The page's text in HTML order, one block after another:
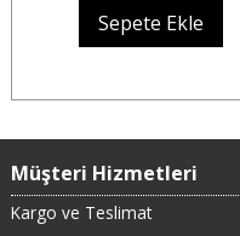
Sepete Ekle
Müşteri Hizmetleri
Kargo ve Teslimat